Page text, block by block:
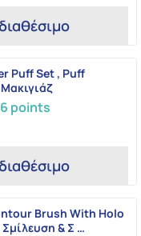
points
Puff Set , Puff
Brush With Holo
Σμίλευση & Σ …